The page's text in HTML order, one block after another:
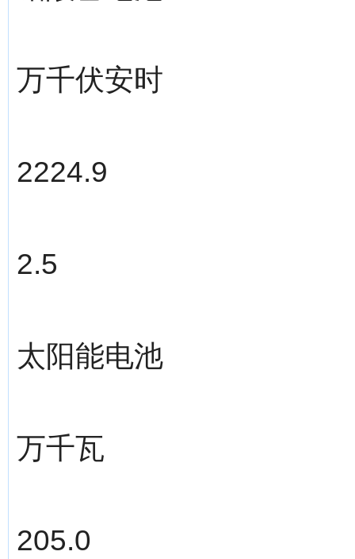
万千伏安时
2224.9
2.5
太阳能电池
万千瓦
205.0